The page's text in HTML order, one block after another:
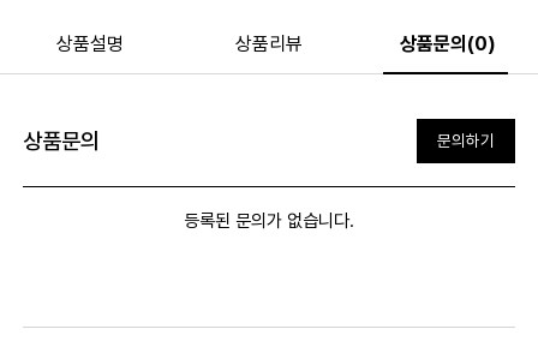
상품설명 상품리뷰 상품문의(0)
상품문의 문의하기
등록된 문의가 없습니다.